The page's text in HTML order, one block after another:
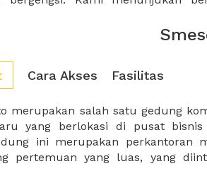
Cara Akses Fasilitas
merupakan salah satu gedung
yang berlokasi di pusat bisnis
ini merupakan perkantoran
pertemuan yang luas, yang
sebagai area ritel dan komersial.
bisnis untu menjalankan